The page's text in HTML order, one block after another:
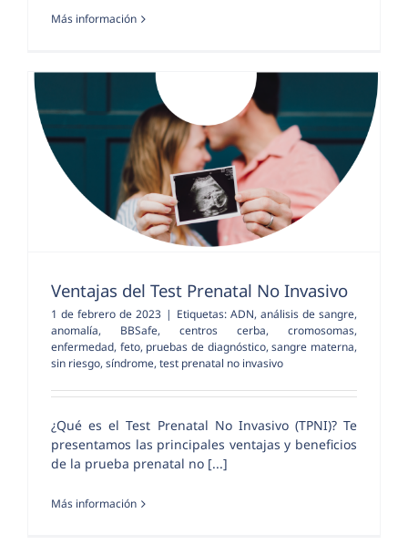
Más información
Ventajas del Test Prenatal No Invasivo
1 de febrero de 2023 | Etiquetas: ADN, análisis de sangre,
anomalía, BBSafe, centros cerba, cromosomas,
enfermedad, feto, pruebas de diagnóstico,sangre materna,
sin riesgo, síndrome, test prenatal no invasivo
¿Qué es el Test Prenatal No Invasivo (TPNI)? Te
presentamos las principales ventajas y beneficios
de la prueba prenatal no [...]
Más información